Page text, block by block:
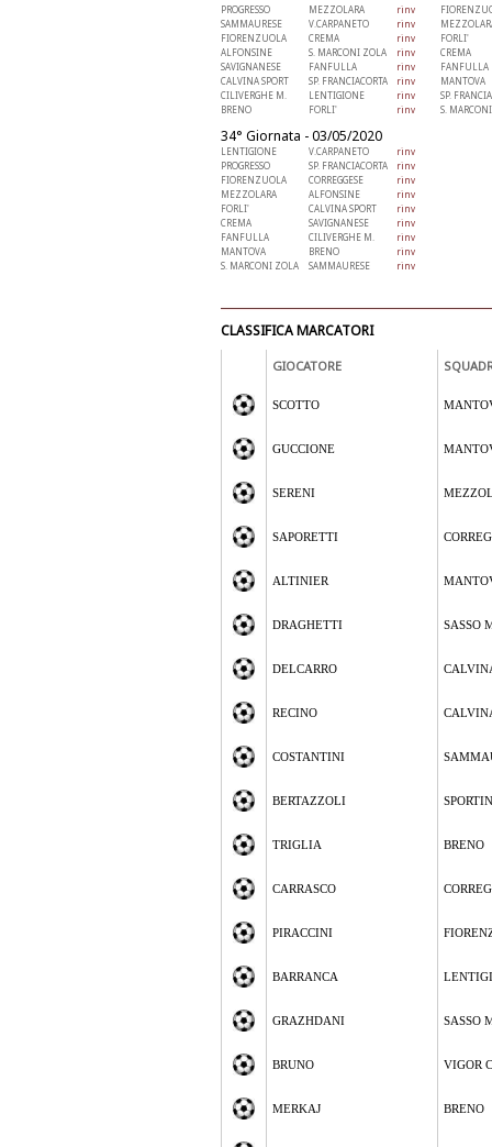
PROGRESSO
MEZZOLARA
rinv
SAMMAURESE
V.CARPANETO
rinv
FIORENZUOLA
CREMA
rinv
ALFONSINE
S. MARCONI ZOLA
rinv
SAVIGNANESE
FANFULLA
rinv
CALVINA SPORT
SP. FRANCIACORTA
rinv
CILIVERGHE M.
LENTIGIONE
rinv
BRENO
FORLI' rinv
34° Giornata - 03/05/2020
LENTIGIONE V.CARPANETO
rinv
PROGRESSO
SP. FRANCIACORTA
rinv
FIORENZUOLA
CORREGGESE
rinv
MEZZOLARA
ALFONSINE
rinv
FORLI'
CALVINA SPORT
rinv
CREMA
SAVIGNANESE
rinv
FANFULLA
CILIVERGHE M.
rinv
MANTOVA
BRENO
rinv
S. MARCONI ZOLA
SAMMAURESE rinv
FORLI'
CREMA
FANFULLA
MANTOVA
SP.
S.
CLASSIFICA MARCATORI
GIOCATORE
SCOTTO
GUCCIONE
SERENI
SAPORETTI
ALTINIER
DRAGHETTI SASSO
DELCARRO
RECINO
COSTANTINI
BERTAZZOLI
TRIGLIA BRENO
CARRASCO
PIRACCINI
BARRANCA
GRAZHDANI SASSO
BRUNO VIGOR
MERKAJ BRENO